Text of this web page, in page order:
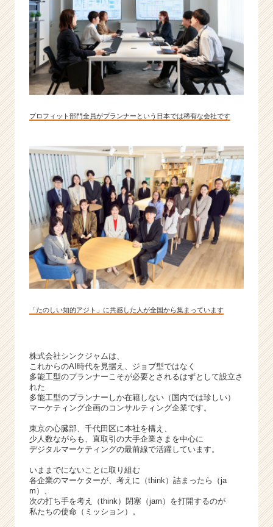
ャ
ー・
成
長
企
業
か
ら
カ
ト
が
く
就
活
サ
イ
ト
ア
キ
リ
h
e
e
C
r
e
e
r）
プロフィット部門全員がプランナーという日本では稀有な会社です
「たのしい知的アジト」に共感した人が全国から集まっています
株式会社シンクジャムは、
これからのAI時代を見据え、ジョブ型ではなく
多能工型のプランナーこそが必要とされるはずとして設立さ
れた
多能工型のプランナーしか在籍しない（国内では珍しい）
マーケティング企画のコンサルティング企業です。
東京の心臓部、千代田区に本社を構え、
少人数ながらも、直取引の大手企業さまを中心に
デジタルマーケティングの最前線で活躍しています。
いままでにないことに取り組む
各企業のマーケターが、考えに（think）詰まったら（ja
m）、
次の打ち手を考え（think）閉塞（jam）を打開するのが
私たちの使命（ミッション）。